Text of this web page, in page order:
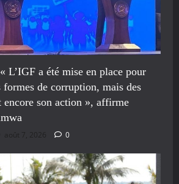
L’IGF a été mise en place pour
formes de corruption, mais des
encore son action », affirme
août 7, 2026 0